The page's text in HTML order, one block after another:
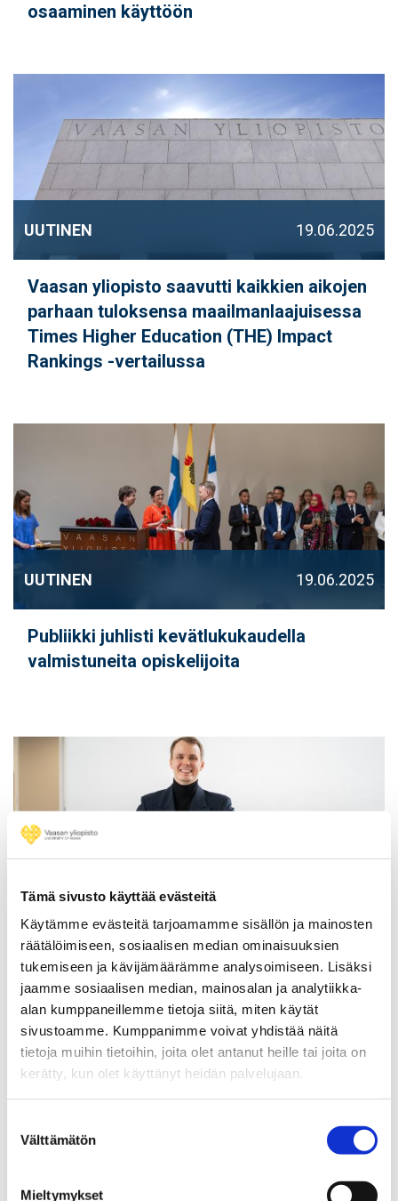
Tämä sivusto käyttää evästeitä
Käytämme evästeitä tarjoamamme sisällön ja mainosten
räätälöimiseen, sosiaalisen median ominaisuuksien
tukemiseen ja kävijämäärämme analysoimiseen. Lisäksi
jaamme sosiaalisen median, mainosalan ja analytiikka-
alan kumppaneillemme tietoja siitä, miten käytät
sivustoamme. Kumppanimme voivat yhdistää näitä
tietoja muihin tietoihin, joita olet antanut heille tai joita on
kerätty, kun olet käyttänyt heidän palvelujaan.
valinta
Välttämätön
Mieltymykset
osaaminen käyttöön
UUTINEN 19.06.2025
Vaasan yliopisto saavutti kaikkien aikojen
parhaan tuloksensa maailmanlaajuisessa
Times Higher Education (THE) Impact
Rankings -vertailussa
UUTINEN 19.06.2025
Publiikki juhlisti kevätlukukaudella
valmistuneita opiskelijoita
VÄITÖSTIEDOTE
Kriisinhallinta ei ole vain valtion tehtävä –
kansalaisten ja median roolit kaipaavat
tarkempaa määrittelyä